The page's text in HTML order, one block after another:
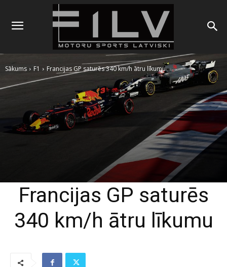
Sākums F1 Francijas GP saturēs 340 km/h ātru līkumu
Francijas GP saturēs
340 km/h ātru līkumu